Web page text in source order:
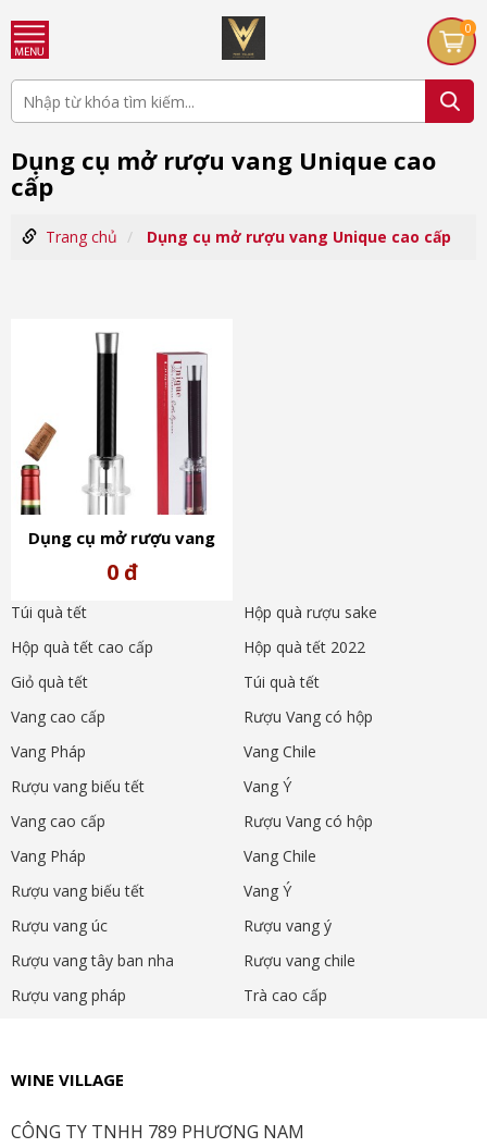
0
Dụng cụ mở rượu vang Unique cao
cấp
Trang chủ Dụng cụ mở rượu vang Unique cao cấp
Dụng cụ mở rượu vang
Unique cao cấp
0 đ
Túi quà tết
Hộp quà rượu sake
Hộp quà tết cao cấp
Hộp quà tết 2022
Giỏ quà tết
Túi quà tết
Vang cao cấp
Rượu Vang có hộp
Vang Pháp
Vang Chile
Rượu vang biếu tết
Vang Ý
Vang cao cấp
Rượu Vang có hộp
Vang Pháp
Vang Chile
Rượu vang biếu tết
Vang Ý
Rượu vang úc
Rượu vang ý
Rượu vang tây ban nha
Rượu vang chile
Rượu vang pháp
Trà cao cấp
WINE VILLAGE
CÔNG TY TNHH 789 PHƯƠNG NAM